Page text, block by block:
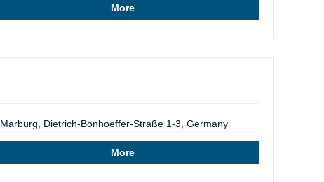
More
Marburg, Dietrich-Bonhoeffer-Straße 1-3, Germany
More